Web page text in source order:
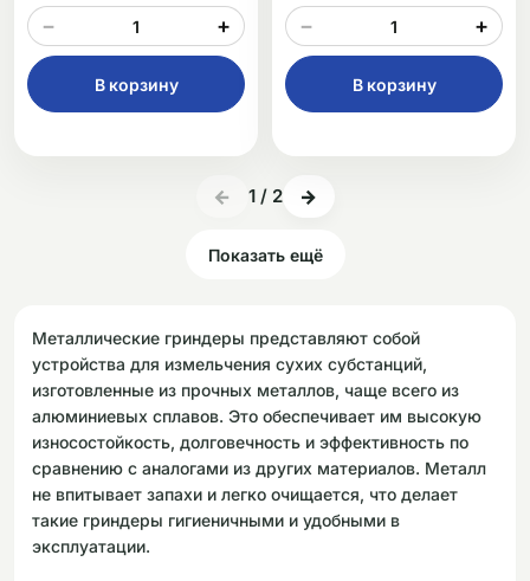
−
+
В корзину
−
+
В корзину
← 1/ 2 →
Показать ещё
Металлические гриндеры представляют собой
устройства для измельчения сухих субстанций,
изготовленные из прочных металлов, чаще всего из
алюминиевых сплавов. Это обеспечивает им высокую
износостойкость, долговечность и эффективность по
сравнению с аналогами из других материалов. Металл
не впитывает запахи и легко очищается, что делает
такие гриндеры гигиеничными и удобными в
эксплуатации.